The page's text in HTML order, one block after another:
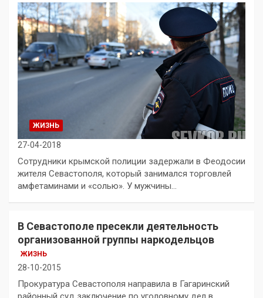
ЖИЗНЬ
27-04-2018
Сотрудники крымской полиции задержали в Феодосии
жителя Севастополя, который занимался торговлей
амфетаминами и «солью». У мужчины…
В Севастополе пресекли деятельность
организованной группы наркодельцов
ЖИЗНЬ
28-10-2015
Прокуратура Севастополя направила в Гагаринский